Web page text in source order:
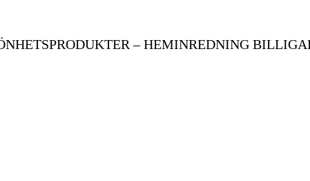
– HEMINREDNING